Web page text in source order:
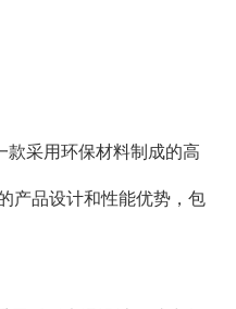
采用环保材料制成的高
产品设计和性能优势，包